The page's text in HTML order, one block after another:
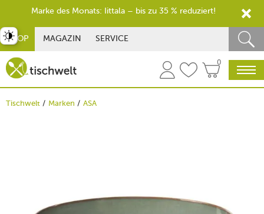
SHOP MAGAZIN SERVICE
0
Tischwelt Marken ASA
umschalten
Marke des Monats: Iittala – bis zu 35 % reduziert!